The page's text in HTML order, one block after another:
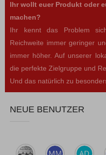
Ihr wollt euer Produkt oder
machen?
Ihr kennt das Problem
Reichweite immer geringer
immer höher. Auf unserer
die perfekte Zielgruppe und
Und das natürlich zu
NEUE BENUTZER